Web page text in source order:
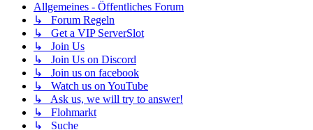
Allgemeines - Öffentliches Forum
↳ Forum Regeln
↳ Get a VIP ServerSlot
↳ Join Us
↳ Join Us on Discord
↳ Join us on facebook
↳ Watch us on YouTube
↳ Ask us, we will try to answer!
↳ Flohmarkt
↳ Suche